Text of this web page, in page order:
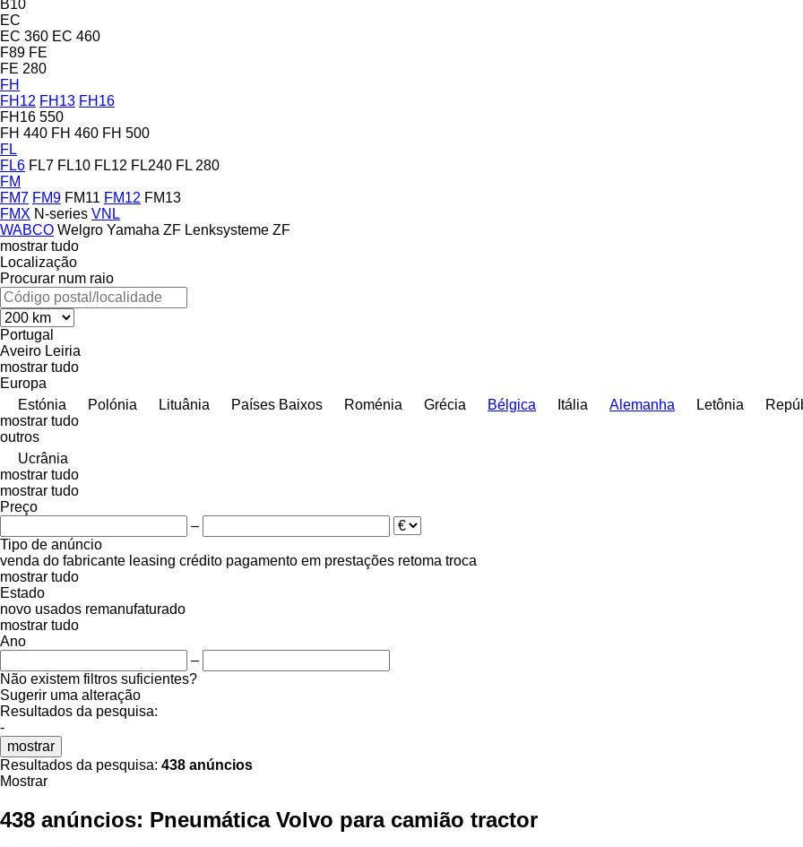
B10
EC
EC 360 EC 460
F89 FE
FE 280
FH
FH12 FH13 FH16
FH16 550
FH 440 FH 460 FH 500
FL
FL6 FL7 FL10 FL12 FL240 FL 280
FM
FM7 FM9 FM11 FM12 FM13
FMX N-series VNL
WABCO Welgro Yamaha ZF Lenksysteme ZF
mostrar tudo
Localização
Procurar num raio
Portugal
Aveiro Leiria
mostrar tudo
Europa
Estónia
Polónia Lituânia Países Baixos Roménia Grécia Bélgica Itália Alemanha Letônia
mostrar tudo
outros
Ucrânia
mostrar tudo
mostrar tudo
Preço
–
Tipo de anúncio
venda do fabricante leasing crédito pagamento em prestações retoma troca
mostrar tudo
Estado
novo usados remanufaturado
mostrar tudo
Ano
–
Não existem filtros suficientes?
Sugerir uma alteração
Resultados da pesquisa:
-
mostrar
Resultados da pesquisa: 438 anúncios
Mostrar
438 anúncios: Pneumática Volvo para camião tractor